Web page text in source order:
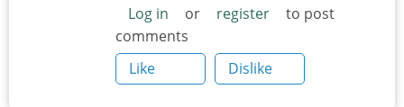
Log in or register
to post
comments
Like
Dislike